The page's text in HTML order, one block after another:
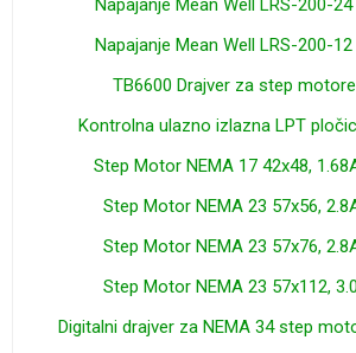
Napajanje Mean Well LRS-200-
Napajanje Mean Well LRS-200-
TB6600 Drajver za step
Kontrolna ulazno izlazna LPT
Step Motor NEMA 17 42x48,
Step Motor NEMA 23 57x56,
Step Motor NEMA 23 57x76,
Step Motor NEMA 23 57x112,
Digitalni drajver za NEMA 34 step